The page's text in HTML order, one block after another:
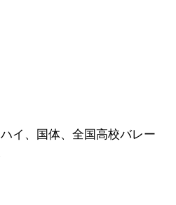
イ、国体、全国高校バレー